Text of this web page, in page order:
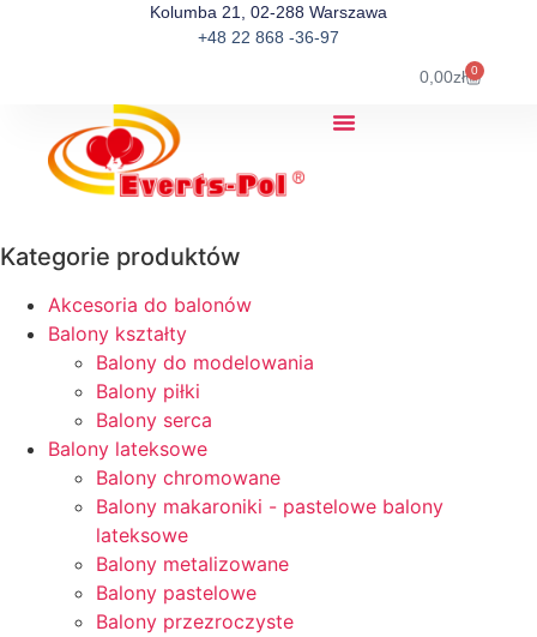
Kolumba 21, 02-288 Warszawa
+48 22 868 -36-97
0,00zł 0
Kategorie produktów
Akcesoria do balonów
Balony kształty
Balony do modelowania
Balony piłki
Balony serca
Balony lateksowe
Balony chromowane
Balony makaroniki - pastelowe balony
lateksowe
Balony metalizowane
Balony pastelowe
Balony przezroczyste